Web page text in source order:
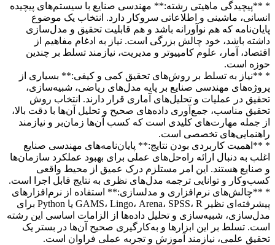
* **پیچیدگی ماهیتی رشته:** مهندسی صنایع با سیستم‌های پیچیده
انسانی، ماشینی و اطلاعاتی سروکار دارد. انتخاب یک موضوع
پایان‌نامه که هم نوآورانه باشد و هم قابلیت تحقیق و مدل‌سازی
داشته باشد، خود چالش بزرگی است. نیاز به ادغام مفاهیم از
اقتصاد، آمار، علوم کامپیوتر و مدیریت، نیازمند تسلط بر چندین
حوزه است.
* **نیاز به تسلط بر روش‌های تحقیق کمی و کیفی:** بسیاری از
پروژه‌های مهندسی صنایع بر پایه مدل‌های ریاضی، شبیه‌سازی،
تحقیق در عملیات و تحلیل‌های آماری قرار دارند. انتخاب روش
تحقیق مناسب، جمع‌آوری داده‌های صحیح و تحلیل آن‌ها با دقت بالا،
از جمله مهارت‌های کلیدی است که کسب آن‌ها زمان‌بر و نیازمند
راهنمایی‌های تخصصی است.
* **اهمیت کاربردی بودن نتایج:** پایان‌نامه‌های مهندسی صنایع
اغلب به دنبال ارائه راه‌حل‌های عملی برای بهبود عملکرد سازمان‌ها
و صنایع هستند. این امر مستلزم درک عمیق از محیط واقعی
کسب‌وکار و توانایی ترجمه مدل‌های نظری به نتایج قابل اجرا است.
* **چالش‌های نرم‌افزاری و مدلسازی:** استفاده از نرم‌افزارهای
پیشرفته‌ای نظیر GAMS، Lingo، Arena، SPSS، R یا Python برای
مدل‌سازی، شبیه‌سازی و تحلیل داده‌ها از الزامات اساسی این رشته
است. تسلط بر این ابزارها و به‌کارگیری صحیح آن‌ها در بستر یک
تحقیق علمی، نیازمند آموزش و تجربه عملی فراوان است.